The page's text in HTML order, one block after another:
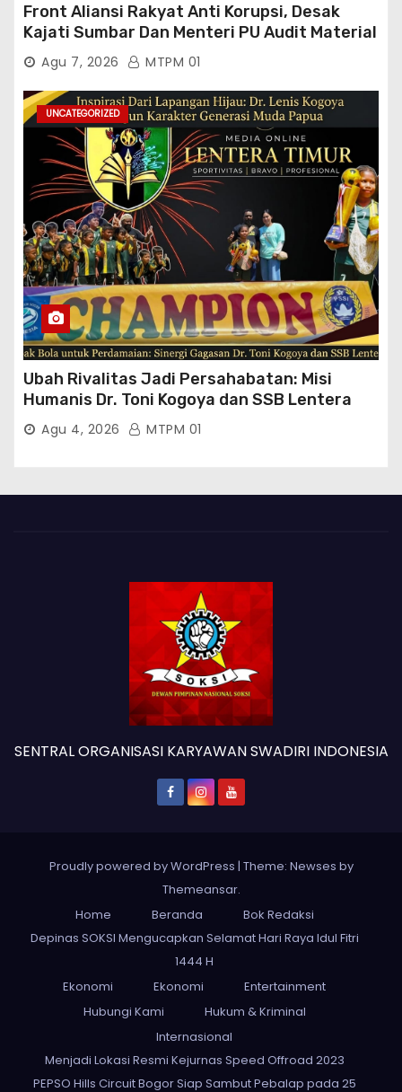
Front Aliansi Rakyat Anti Korupsi, Desak
Kajati Sumbar Dan Menteri PU Audit Material
PT. Brantas Abipraya Kontrak No :
06.Nopember 2025 s.d 31 Maret 2026
Sumber Dana: APBN Nilai Kontrak : Rp
76.130.630.000.00,- Diduga Ka.Balai BWSS V
Padang Tutup Mata
Agu 7, 2026 MTPM 01
UNCATEGORIZED
Ubah Rivalitas Jadi Persahabatan: Misi
Humanis Dr. Toni Kogoya dan SSB Lentera
TimurAgu 4, 2026 MTPM 01
SENTRAL ORGANISASI KARYAWAN SWADIRI INDONESIA
Proudly powered by WordPress | Theme: Newses by
Themeansar.
Home
Beranda
Bok Redaksi
Depinas SOKSI Mengucapkan Selamat Hari Raya Idul Fitri
1444 H
Ekonomi
Ekonomi
Entertainment
Hubungi Kami
Hukum & Kriminal
Internasional
Menjadi Lokasi Resmi Kejurnas Speed Offroad 2023
PEPSO Hills Circuit Bogor Siap Sambut Pebalap pada 25